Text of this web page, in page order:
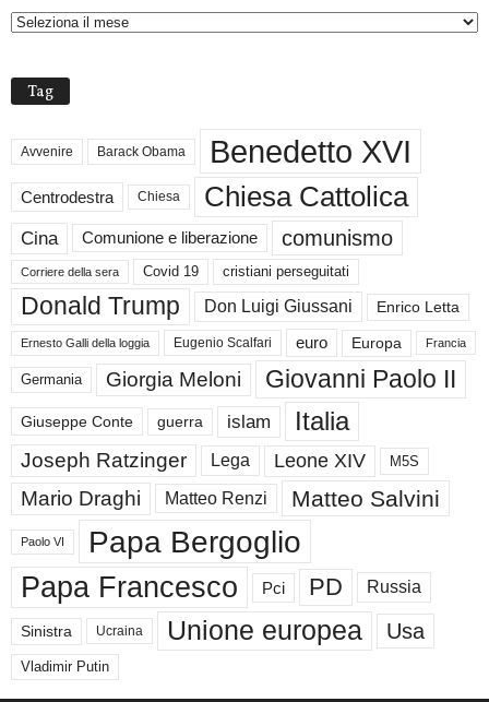
H
Tag
Avvenire Barack Obama Benedetto XVI
Centrodestra Chiesa Chiesa Cattolica
Cina Comunione e liberazione comunismo
Corriere della sera Covid 19 cristiani perseguitati
Donald Trump Don Luigi Giussani Enrico Letta
Ernesto Galli della loggia Eugenio Scalfari euro Europa Francia
Germania Giorgia Meloni Giovanni Paolo II
Giuseppe Conte guerra islam Italia
Joseph Ratzinger Lega Leone XIV M5S
Mario Draghi Matteo Renzi Matteo Salvini
Paolo VI Papa Bergoglio
Papa Francesco Pci PD Russia
Sinistra Ucraina Unione europea Usa
Vladimir Putin